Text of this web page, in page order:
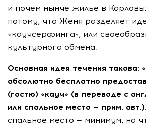
и почем нынче жилье в
потому, что Женя разделяет
«каучсерфинга», или
культурного обмена.
Основная идея течения такова:
абсолютно бесплатно
(гостю) «кауч» (в переводе с
или спальное место — прим. авт.).
спальное место — минимум, на